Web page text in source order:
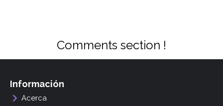
Comments section !
Información
Acerca